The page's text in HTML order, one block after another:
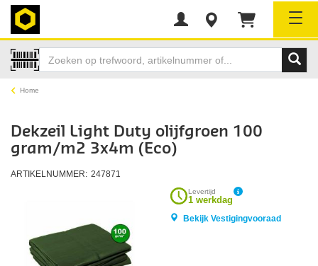
Home
Dekzeil Light Duty olijfgroen 100
gram/m2 3x4m (Eco)
ARTIKELNUMMER: 247871
Levertijd
1 werkdag
Bekijk Vestigingvooraad